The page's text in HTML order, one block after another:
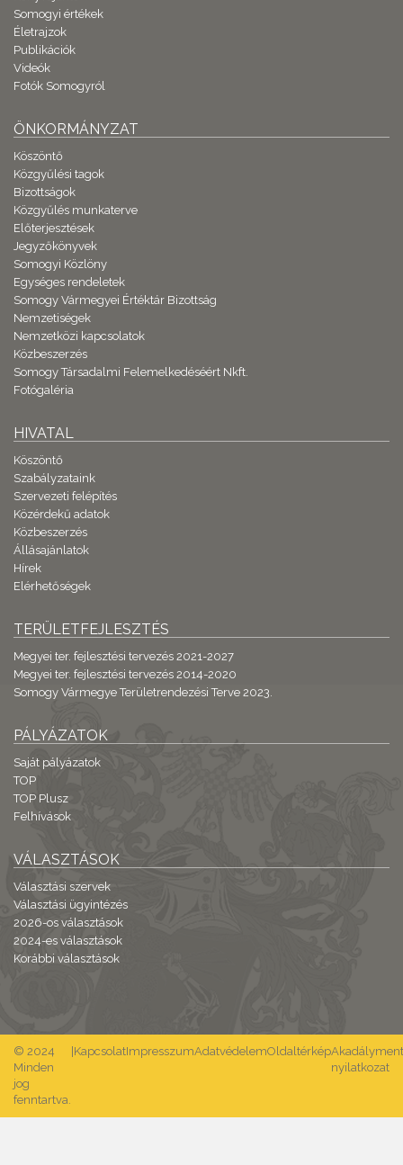
Somogyi értékek
Életrajzok
Publikációk
Videók
Fotók Somogyról
ÖNKORMÁNYZAT
Köszöntő
Közgyűlési tagok
Bizottságok
Közgyűlés munkaterve
Előterjesztések
Jegyzőkönyvek
Somogyi Közlöny
Egységes rendeletek
Somogy Vármegyei Értéktár Bizottság
Nemzetiségek
Nemzetközi kapcsolatok
Közbeszerzés
Somogy Társadalmi Felemelkedéséért Nkft.
Fotógaléria
HIVATAL
Köszöntő
Szabályzataink
Szervezeti felépítés
Közérdekű adatok
Közbeszerzés
Állásajánlatok
Hírek
Elérhetőségek
TERÜLETFEJLESZTÉS
Megyei ter. fejlesztési tervezés 2021-2027
Megyei ter. fejlesztési tervezés 2014-2020
Somogy Vármegye Területrendezési Terve 2023.
PÁLYÁZATOK
Saját pályázatok
TOP
TOP Plusz
Felhívások
VÁLASZTÁSOK
Választási szervek
Választási ügyintézés
2026-os választások
2024-es választások
Korábbi választások
© 2024
Minden
jog
fenntartva.
KapcsolatImpresszumAdatvédelemOldaltérkép
nyilatkozat